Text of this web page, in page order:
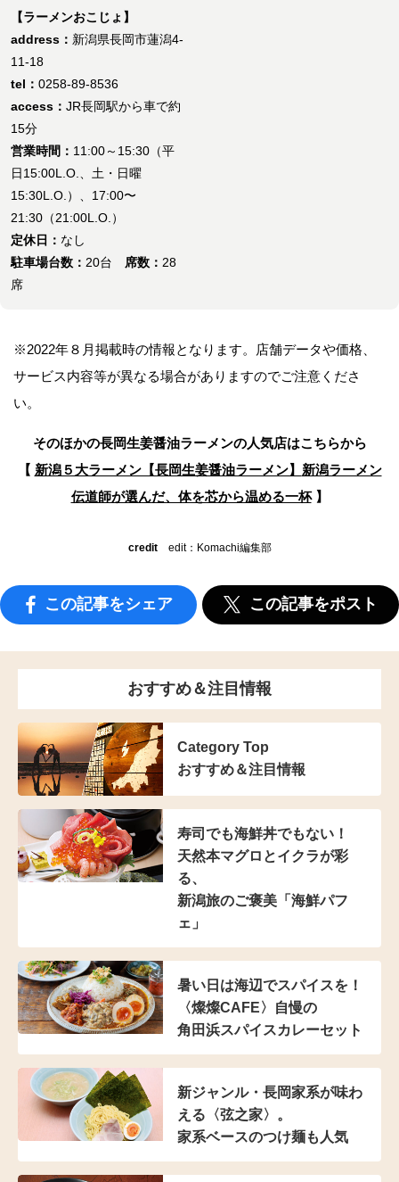
【ラーメンおこじょ】
address： 新潟県長岡市蓮潟4-
11-18
tel： 0258-89-8536
access： JR長岡駅から車で約
15分
営業時間： 11:00～15:30（平
日15:00L.O.、土・日曜
15:30L.O.）、17:00〜
21:30（21:00L.O.）
定休日： なし
駐車場台数： 20台 席数： 28
席
※2022年８月掲載時の情報となります。店舗データや価格、
サービス内容等が異なる場合がありますのでご注意くださ
い。
そのほかの長岡生姜醤油ラーメンの人気店はこちらから
【 新潟５大ラーメン【長岡生姜醤油ラーメン】 新潟ラーメン
伝道師が選んだ、体を芯から温める一杯】
creditedit：Komachi編集部
この記事をシェア この記事をポスト
おすすめ＆注目情報
Category Top
おすすめ＆注目情報
寿司でも海鮮丼でもない！
天然本マグロとイクラが彩
る、
新潟旅のご褒美「海鮮パフ
ェ」
暑い日は海辺でスパイスを！
〈燦燦CAFE〉自慢の
角田浜スパイスカレーセット
新ジャンル・長岡家系が味わ
える〈弦之家〉。
家系ベースのつけ麺も人気